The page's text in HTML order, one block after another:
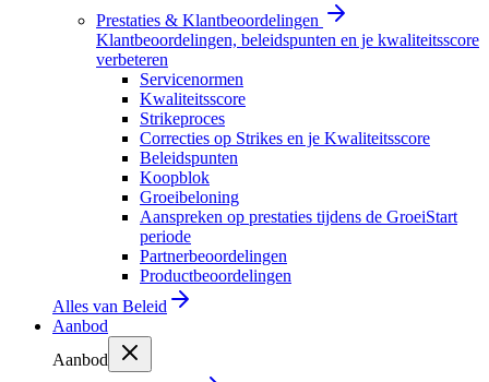
Prestaties & Klantbeoordelingen
Klantbeoordelingen, beleidspunten en je kwaliteitsscore
verbeteren
Servicenormen
Kwaliteitsscore
Strikeproces
Correcties op Strikes en je Kwaliteitsscore
Beleidspunten
Koopblok
Groeibeloning
Aanspreken op prestaties tijdens de GroeiStart
periode
Partnerbeoordelingen
Productbeoordelingen
Alles van Beleid
Aanbod
Aanbod